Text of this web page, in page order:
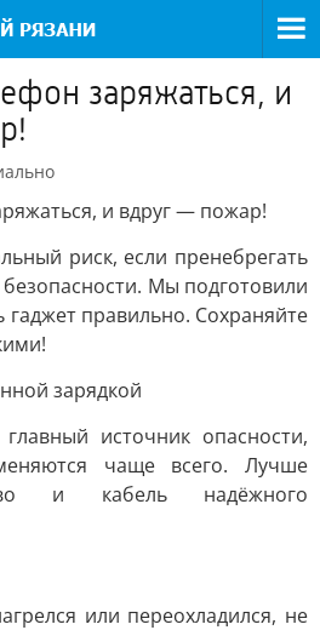
заряжаться, и
и вдруг — пожар!
риск, если пренебрегать
Мы подготовили
гаджет правильно. Сохраняйте
зарядкой
источник опасности,
чаще всего. Лучше
и кабель надёжного
или переохладился, не